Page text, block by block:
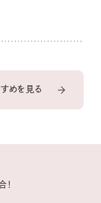
めを見る
！